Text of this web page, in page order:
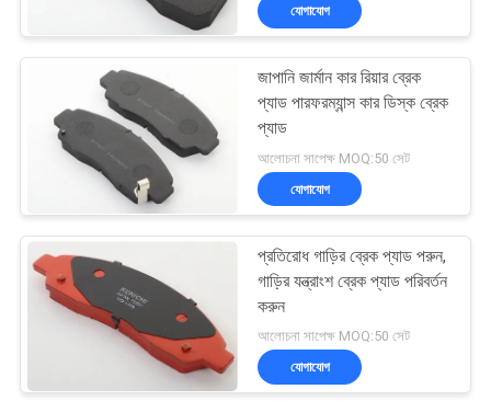
উদ্ধৃতির
জন্য
আবেদন
ম্যাপ
যোগাযোগ
জাপানি জার্মান কার রিয়ার ব্রেক
প্যাড পারফরম্যান্স কার ডিস্ক ব্রেক
প্যাড
আলোচনা সাপেক্ষ MOQ:50 সেট
যোগাযোগ
প্রতিরোধ গাড়ির ব্রেক প্যাড পরুন,
গাড়ির যন্ত্রাংশ ব্রেক প্যাড পরিবর্তন
করুন
আলোচনা সাপেক্ষ MOQ:50 সেট
যোগাযোগ